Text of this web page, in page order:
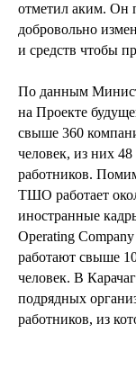
отметил аким. Он
добровольно
и средств чтобы
По данным
на Проекте
свыше 360
человек, из них
работников.
ТШО работает
иностранные
Operating
работают свыше
человек. В
подрядных
работников, из